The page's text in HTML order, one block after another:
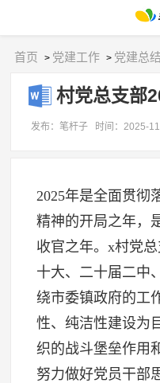
首页 > 党建工作 > 党建总结
村党总支部
发布：笔杆子 时间：2025-
2025年是全面贯彻
精神的开局之年，
收官之年。x村党
十大、二十届二中
绕市委镇政府的工
性、纯洁性建设为
织的战斗堡垒作用
努力做好党员干部